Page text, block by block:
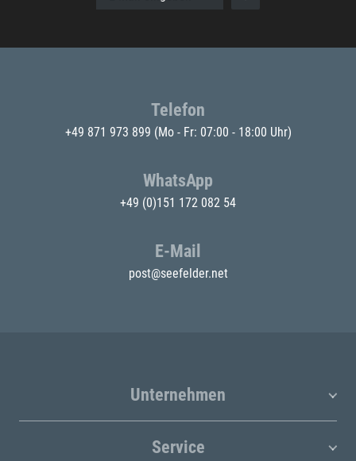
Telefon
+49 871 973 899 (Mo - Fr: 07:00 - 18:00 Uhr)
WhatsApp
+49 (0)151 172 082 54
E-Mail
post@seefelder.net
Unternehmen
Service